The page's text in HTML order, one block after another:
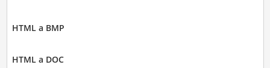
HTML a BMP
HTML a DOC